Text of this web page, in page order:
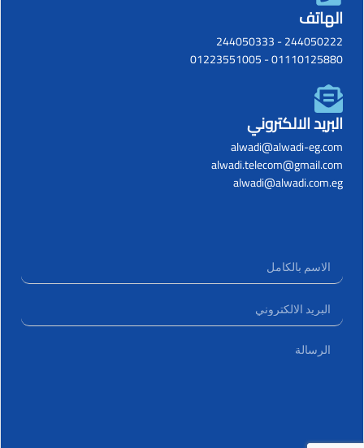
الهاتف
244050222
-
244050333
01110125880
-
01223551005
البريد الالكتروني
alwadi@alwadi-eg.com
alwadi.telecom@gmail.com
alwadi@alwadi.com.eg